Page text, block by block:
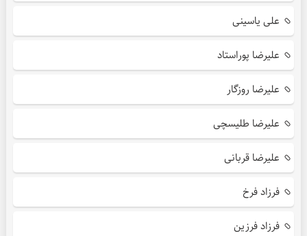
علی یاسینی
علیرضا پوراستاد
علیرضا روزگار
علیرضا طلیسچی
علیرضا قربانی
فرزاد فرخ
فرزاد فرزین